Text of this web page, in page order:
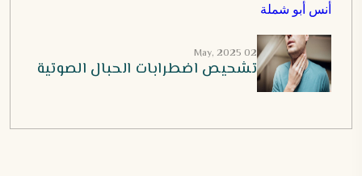
02 May, 2025
تشحيص اضطرابات الحبال الصوتية